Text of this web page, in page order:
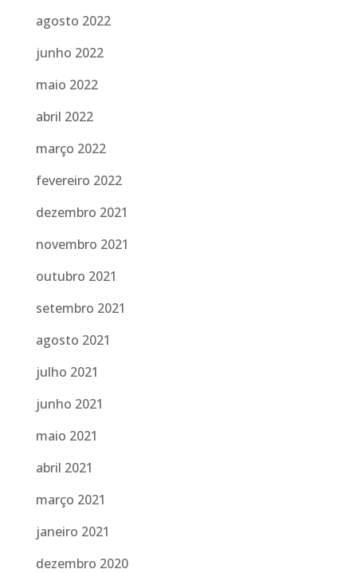
agosto 2022
junho 2022
maio 2022
abril 2022
março 2022
fevereiro 2022
dezembro 2021
novembro 2021
outubro 2021
setembro 2021
agosto 2021
julho 2021
junho 2021
maio 2021
abril 2021
março 2021
janeiro 2021
dezembro 2020